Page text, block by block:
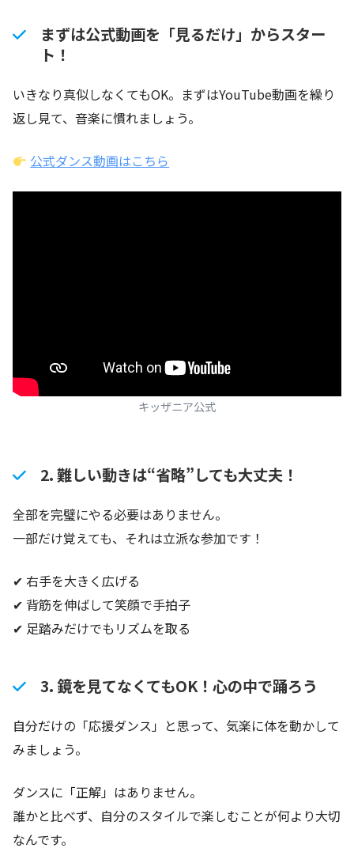
まずは公式動画を「見るだけ」からスター
ト！
いきなり真似しなくてもOK。まずはYouTube動画を繰り
返し見て、音楽に慣れましょう。
公式ダンス動画はこちら
キッザニア公式
2. 難しい動きは“省略”しても大丈夫！
全部を完璧にやる必要はありません。
一部だけ覚えても、それは立派な参加です！
✔ 右手を大きく広げる
✔ 背筋を伸ばして笑顔で手拍子
✔ 足踏みだけでもリズムを取る
3. 鏡を見てなくてもOK！心の中で踊ろう
自分だけの「応援ダンス」と思って、気楽に体を動かして
みましょう。
ダンスに「正解」はありません。
誰かと比べず、自分のスタイルで楽しむことが何より大切
なんです。